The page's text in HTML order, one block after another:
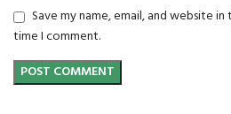
Save my name, email, and website
time I comment.